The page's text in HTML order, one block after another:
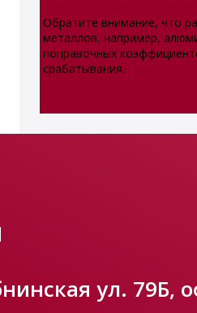
Обратите внимание, что
металлов, например,
поправочных
срабатывания.
ул. 79Б,